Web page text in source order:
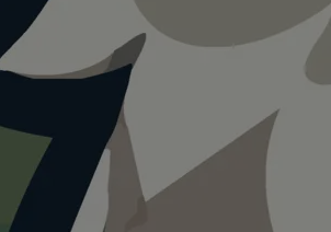
für Basler Münster.
— °C
WETTER